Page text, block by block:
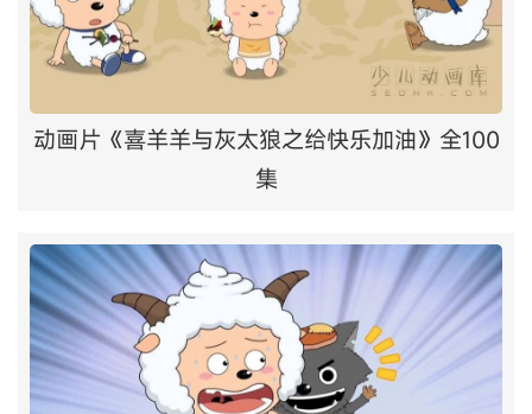
动画片《喜羊羊与灰太狼之给快乐加油》全100
集